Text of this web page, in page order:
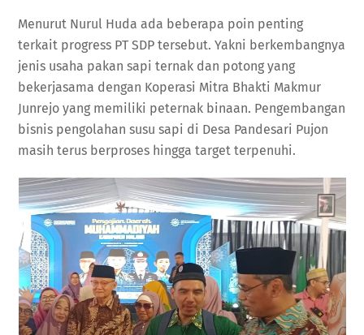
Menurut Nurul Huda ada beberapa poin penting
terkait progress PT SDP tersebut. Yakni berkembangnya
jenis usaha pakan sapi ternak dan potong yang
bekerjasama dengan Koperasi Mitra Bhakti Makmur
Junrejo yang memiliki peternak binaan. Pengembangan
bisnis pengolahan susu sapi di Desa Pandesari Pujon
masih terus berproses hingga target terpenuhi.